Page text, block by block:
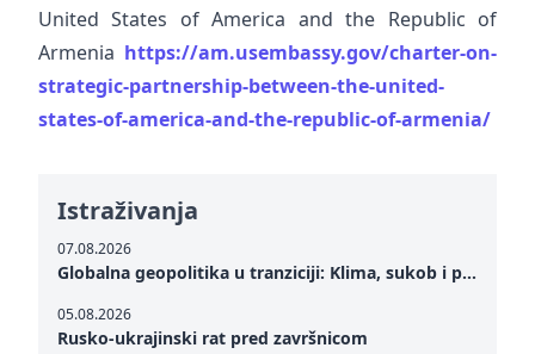
United States of America and the Republic of
Armenia https://am.usembassy.gov/charter-on-
strategic-partnership-between-the-united-
states-of-america-and-the-republic-of-armenia/
Istraživanja
07.08.2026
Globalna geopolitika u tranziciji: Klima, sukob i potraga za mirom
05.08.2026
Rusko-ukrajinski rat pred završnicom